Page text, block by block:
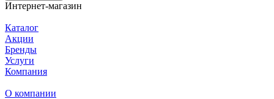
Интернет-магазин
Каталог
Акции
Бренды
Услуги
Компания
О компании